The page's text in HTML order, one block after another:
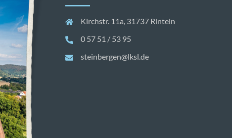
Kirchstr. 11a, 31737 Rinteln
0 57 51 / 53 95
steinbergen@lksl.de